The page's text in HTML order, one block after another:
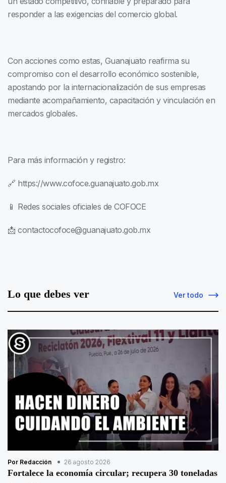
responder a las exigencias del comercio global.
Con acciones como estas, Guanajuato reafirma su
compromiso con el desarrollo económico sostenible,
apostando por la internacionalización de sus empresas
mediante acompañamiento, capacitación y vinculación en
mercados globales.
Para más información y registro:
🔗 https://www.cofoce.guanajuato.gob.mx
📱 Redes sociales oficiales de COFOCE
📩 contactocofoce@guanajuato.gob.mx
Lo que debes ver Ver todo
Por Redacción 26 agosto 2026
Fortalece la economía circular; recupera 30 toneladas